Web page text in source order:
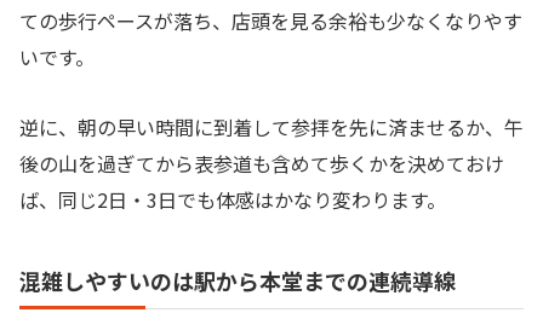
ての歩行ペースが落ち、店頭を見る余裕も少なくなりやす
いです。
逆に、朝の早い時間に到着して参拝を先に済ませるか、午
後の山を過ぎてから表参道も含めて歩くかを決めておけ
ば、同じ2日・3日でも体感はかなり変わります。
混雑しやすいのは駅から本堂までの連続導線